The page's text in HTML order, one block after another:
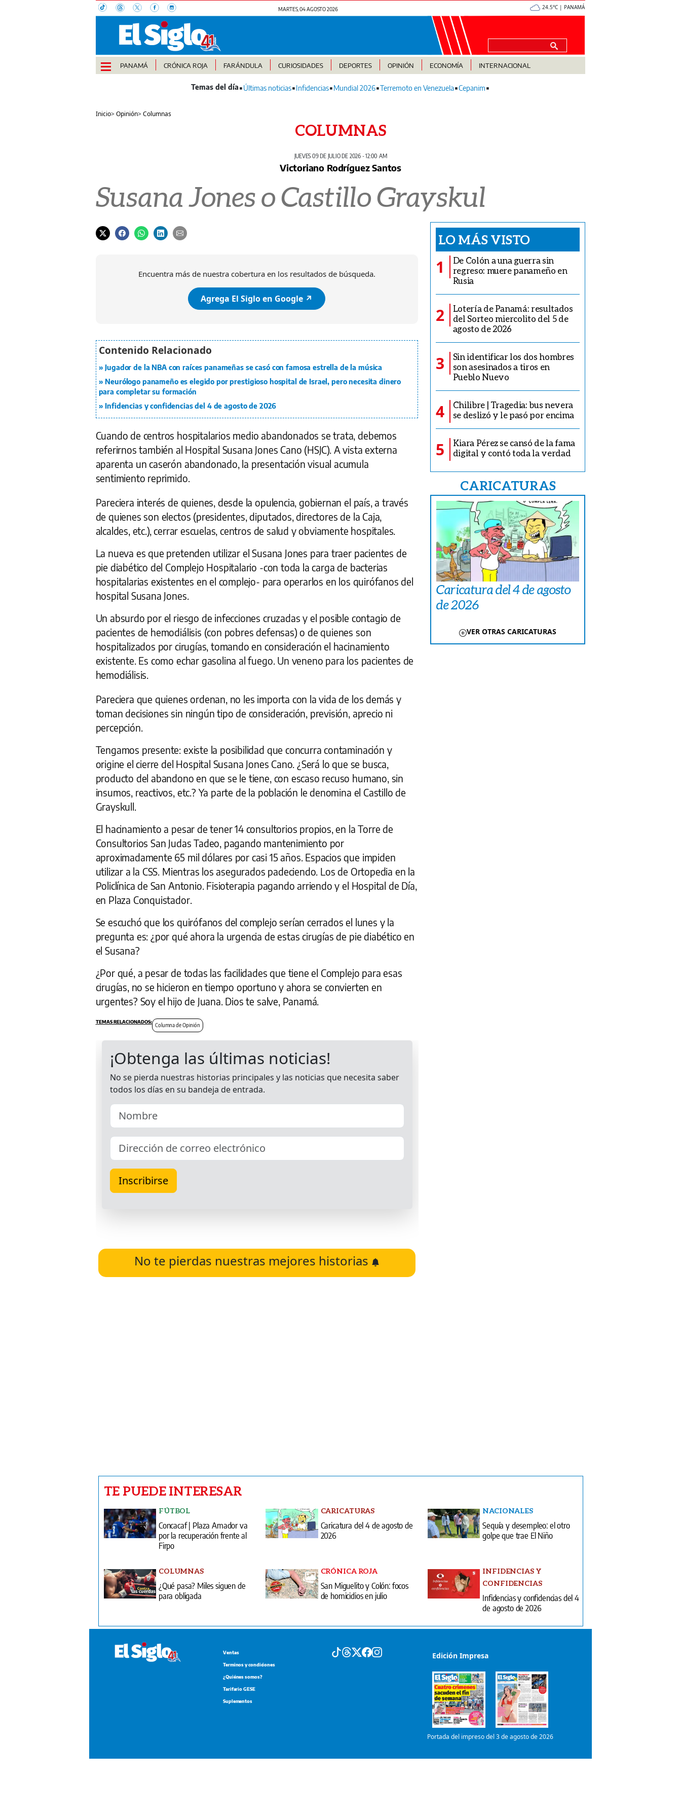
MARTES, 04 AGOSTO 2026 24.5°C | PANAMÁ
PANAMÁ CRÓNICA ROJA FARÁNDULA CURIOSIDADES DEPORTES OPINIÓN ECONOMÍA INTERNACIONAL
Últimas noticias Infidencias Mundial 2026 Terremoto en Venezuela Cepanim
Inicio>Opinión>Columnas
COLUMNAS
JUEVES 09 DE JULIO DE 2026 - 12:00 AM
Victoriano Rodríguez Santos
Susana Jones o Castillo Grayskul
Encuentra más de nuestra cobertura en los resultados de búsqueda.
Agrega El Siglo en Google ↗️
Jugador de la NBA con raíces panameñas se casó con famosa estrella de la música
Neurólogo panameño es elegido por prestigioso hospital de Israel, pero necesita dinero
para completar su formación
Infidencias y confidencias del 4 de agosto de 2026
Cuando de centros hospitalarios medio abandonados se trata, debemos
referirnos también al Hospital Susana Jones Cano (HSJC). A vista externa
aparenta un caserón abandonado, la presentación visual acumula
sentimiento reprimido.
Pareciera interés de quienes, desde la opulencia, gobiernan el país, a través
de quienes son electos (presidentes, diputados, directores de la Caja,
alcaldes, etc.), cerrar escuelas, centros de salud y obviamente hospitales.
La nueva es que pretenden utilizar el Susana Jones para traer pacientes de
pie diabético del Complejo Hospitalario -con toda la carga de bacterias
hospitalarias existentes en el complejo- para operarlos en los quirófanos del
hospital Susana Jones.
Un absurdo por el riesgo de infecciones cruzadas y el posible contagio de
pacientes de hemodiálisis (con pobres defensas) o de quienes son
hospitalizados por cirugías, tomando en consideración el hacinamiento
existente. Es como echar gasolina al fuego. Un veneno para los pacientes de
hemodiálisis.
Pareciera que quienes ordenan, no les importa con la vida de los demás y
toman decisiones sin ningún tipo de consideración, previsión, aprecio ni
percepción.
Tengamos presente: existe la posibilidad que concurra contaminación y
origine el cierre del Hospital Susana Jones Cano. ¿Será lo que se busca,
producto del abandono en que se le tiene, con escaso recuso humano, sin
insumos, reactivos, etc.? Ya parte de la población le denomina el Castillo de
Grayskull.
El hacinamiento a pesar de tener 14 consultorios propios, en la Torre de
Consultorios San Judas Tadeo, pagando mantenimiento por
aproximadamente 65 mil dólares por casi 15 años. Espacios que impiden
utilizar a la CSS. Mientras los asegurados padeciendo. Los de Ortopedia en la
Policlínica de San Antonio. Fisioterapia pagando arriendo y el Hospital de Día,
en Plaza Conquistador.
Se escuchó que los quirófanos del complejo serían cerrados el lunes y la
pregunta es: ¿por qué ahora la urgencia de estas cirugías de pie diabético en
el Susana?
¿Por qué, a pesar de todas las facilidades que tiene el Complejo para esas
cirugías, no se hicieron en tiempo oportuno y ahora se convierten en
urgentes? Soy el hijo de Juana. Dios te salve, Panamá.
Columna de Opinión
No te pierdas nuestras mejores historias
LO MÁS VISTO
1
De Colón a una guerra sin
regreso: muere panameño en
Rusia
2
Lotería de Panamá: resultados
del Sorteo miercolito del 5 de
agosto de 2026
3
Sin identificar los dos hombres
son asesinados a tiros en
Pueblo Nuevo
4
Chilibre | Tragedia: bus nevera
se deslizó y le pasó por encima
5
Kiara Pérez se cansó de la fama
digital y contó toda la verdad
CARICATURAS
Caricatura del 4 de agosto
de 2026
VER OTRAS CARICATURAS
TE PUEDE INTERESAR
FÚTBOL
Concacaf | Plaza Amador va
por la recuperación frente al
Firpo
CARICATURAS
Caricatura del 4 de agosto de
2026
NACIONALES
Sequía y desempleo: el otro
golpe que trae El Niño
COLUMNAS
¿Qué pasa? Miles siguen de
para obligada
CRÓNICA ROJA
San Miguelito y Colón: focos
de homicidios en julio
INFIDENCIAS Y
CONFIDENCIAS
Infidencias y confidencias del 4
de agosto de 2026
Ventas
Terminos y condiciones
¿Quiénes somos?
Tarifario GESE
Suplementos
Edición Impresa
Portada del impreso del 3 de agosto de 2026